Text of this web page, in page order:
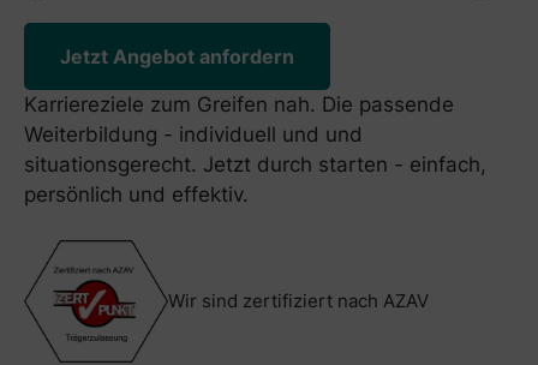
Jetzt Angebot anfordern
Karriereziele zum Greifen nah. Die passende
Weiterbildung - individuell und und
situationsgerecht. Jetzt durch starten - einfach,
persönlich und effektiv.
Wir sind zertifiziert nach AZAV